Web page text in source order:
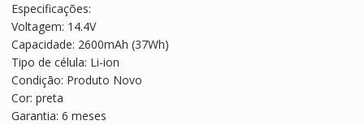
era:
R$ 257,33.
Especificações:
Voltagem: 14.4V
Capacidade: 2600mAh (37Wh)
Tipo de célula: Li-ion
Condição: Produto Novo
Cor: preta
Garantia: 6 meses